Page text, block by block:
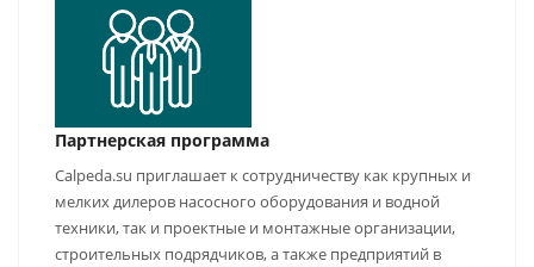
Партнерская программа
Calpeda.su приглашает к сотрудничеству как крупных и
мелких дилеров насосного оборудования и водной
техники, так и проектные и монтажные организации,
строительных подрядчиков, а также предприятий в